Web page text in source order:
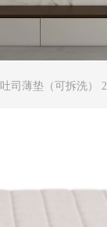
吐司薄垫（可拆洗）